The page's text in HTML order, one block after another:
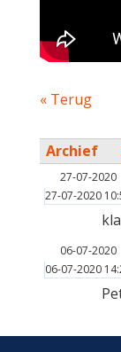
« Terug
Archief
27-07-2020
27-07-2020
06-07-2020
06-07-2020